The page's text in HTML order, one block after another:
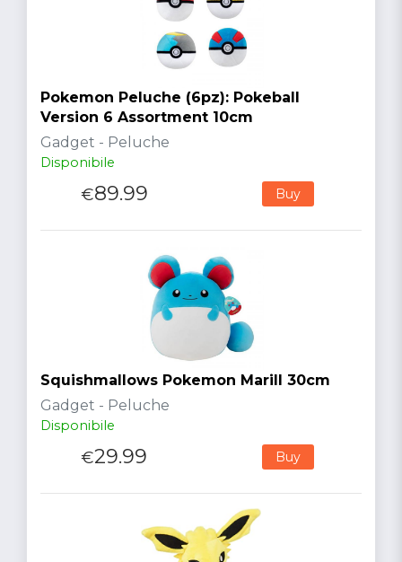
Pokemon Peluche (6pz): Pokeball
Version 6 Assortment 10cm
Gadget - Peluche
Disponibile
€89.99 Buy
Squishmallows Pokemon Marill 30cm
Gadget - Peluche
Disponibile
€29.99 Buy